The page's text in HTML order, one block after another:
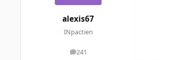
alexis67
INpactien
241
messages